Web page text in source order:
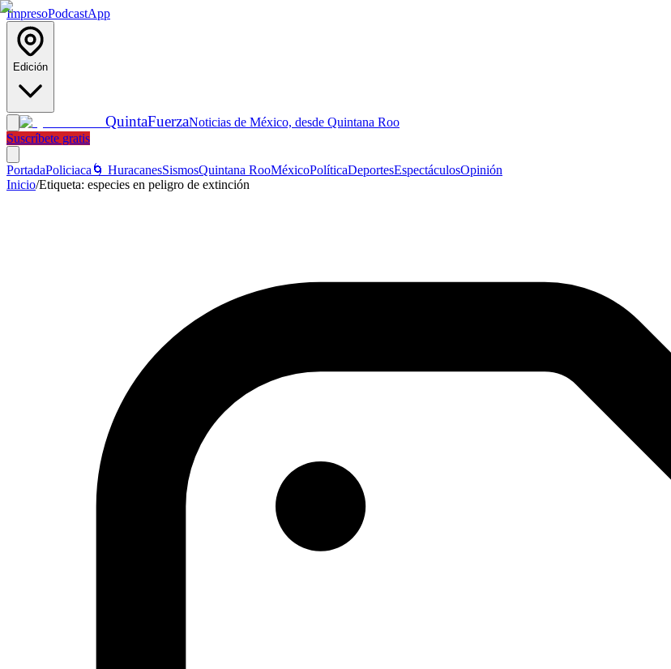
ImpresoPodcastApp
Edición
QuintaFuerzaNoticias de México, desde Quintana Roo
Suscríbete gratis
PortadaPoliciaca 🌀 HuracanesSismosQuintana RooMéxicoPolíticaDeportesEspectáculosOpinión
Inicio/Etiqueta: especies en peligro de extinción